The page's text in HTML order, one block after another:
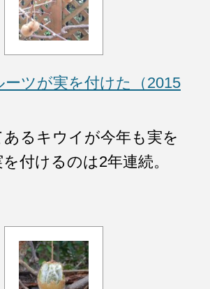
ーツが実を付けた（2015
るキウイが今年も実を
付けるのは2年連続。